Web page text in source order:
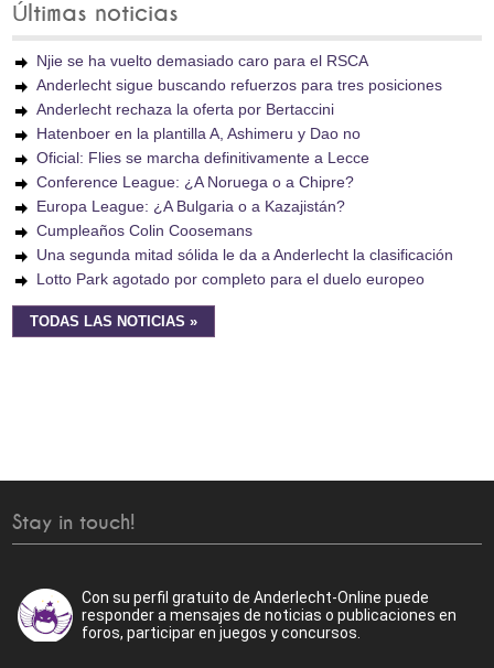
Últimas noticias
Njie se ha vuelto demasiado caro para el RSCA
Anderlecht sigue buscando refuerzos para tres posiciones
Anderlecht rechaza la oferta por Bertaccini
Hatenboer en la plantilla A, Ashimeru y Dao no
Oficial: Flies se marcha definitivamente a Lecce
Conference League: ¿A Noruega o a Chipre?
Europa League: ¿A Bulgaria o a Kazajistán?
Cumpleaños Colin Coosemans
Una segunda mitad sólida le da a Anderlecht la clasificación
Lotto Park agotado por completo para el duelo europeo
TODAS LAS NOTICIAS »
Stay in touch!
Con su perfil gratuito de Anderlecht-Online puede
responder a mensajes de noticias o publicaciones en
foros, participar en juegos y concursos.